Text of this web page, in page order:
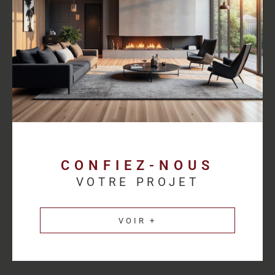
Découvrez lesannonces immobilières professionnelles au
Havreet bénéficiez d’un accompagnement sur mesure pour
concrétiser votre projet.
Une estimation
immobilière précise pour
parfaite connaissance du marché et des spécificités de chaque
secteur d’activité. HM Immo-Pro réalise des estimations fiables
CONFIEZ-NOUS
VOTRE PROJET
VOIR +